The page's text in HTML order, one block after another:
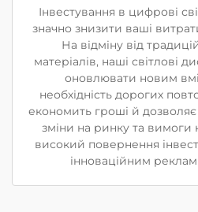
Інвестування в цифрові
значно знизити ваші
На відміну від
матеріалів, наші світлові
оновлювати новим
необхідність дорогих
економить гроші й
зміни на ринку та вимоги
високий повернення
інноваційним